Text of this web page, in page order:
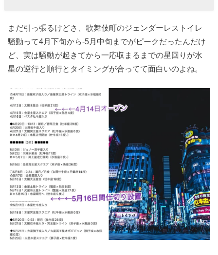
まだ引っ張るけどさ、歌舞伎町のジェンダーレストイレ
騒動って4月下旬から-5月中旬までがピークだったんだけ
ど、実は騒動が起きてから一応収まるまでの星回りが水
星の逆行と順行とタイミングが合ってて面白いのよね。